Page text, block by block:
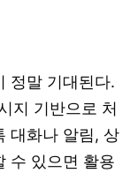
정말 기대된다.
지 기반으로 처
대화나 알림, 상
수 있으면 활용